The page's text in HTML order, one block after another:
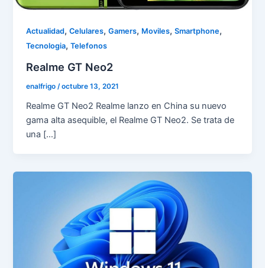
Actualidad,Celulares,Gamers, Moviles,Smartphone,
Tecnologia,Telefonos
Realme GT Neo2
enalfrigo /octubre 13, 2021
Realme GT Neo2 Realme lanzo en China su nuevo
gama alta asequible, el Realme GT Neo2. Se trata de
una […]